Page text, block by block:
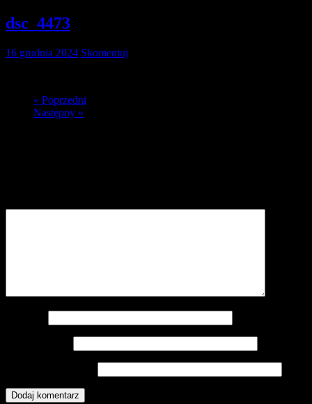
dsc_4473
16 grudnia 2024 Skomentuj
« Poprzedni
Następny »